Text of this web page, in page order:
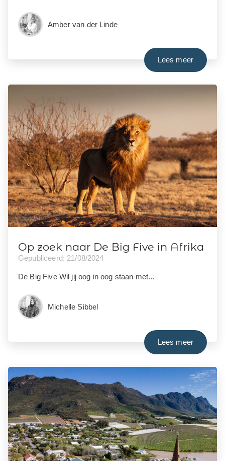
Amber van der Linde
Lees meer
Op zoek naar De Big Five in Afrika
Gepubliceerd: 21/08/2024
De Big Five Wil jij oog in oog staan met...
Michelle Sibbel
Lees meer